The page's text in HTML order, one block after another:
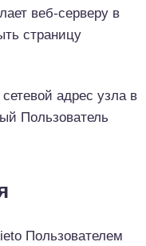
веб-серверу в
страницу
адрес узла в
Пользователь
Пользователем